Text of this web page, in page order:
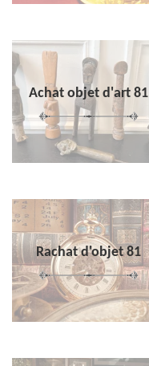
Achat objet d'art 81
Rachat d'objet 81